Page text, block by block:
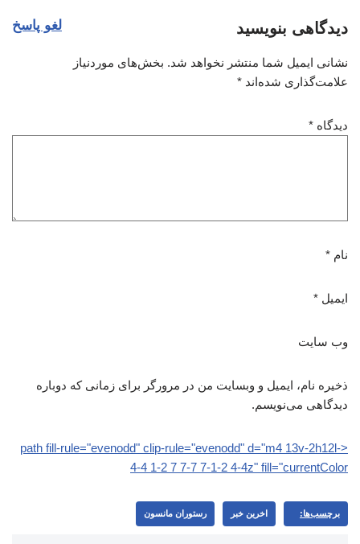
دیدگاهی بنویسید لغو پاسخ
نشانی ایمیل شما منتشر نخواهد شد. بخش‌های موردنیاز
علامت‌گذاری شده‌اند *
دیدگاه *
نام *
ایمیل *
وب‌ سایت
ذخیره نام، ایمیل و وبسایت من در مرورگر برای زمانی که دوباره
دیدگاهی می‌نویسم.
<path fill-rule="evenodd" clip-rule="evenodd" d="m4 13v-2h12l-
4-4 1-2 7 7-7 7-1-2 4-4z" fill="currentColor
برچسب‌ها: اخرین خبر رستوران مانسون